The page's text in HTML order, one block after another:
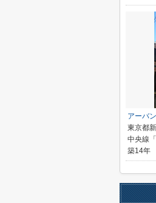
アーバ
東京都
中央線
築14年